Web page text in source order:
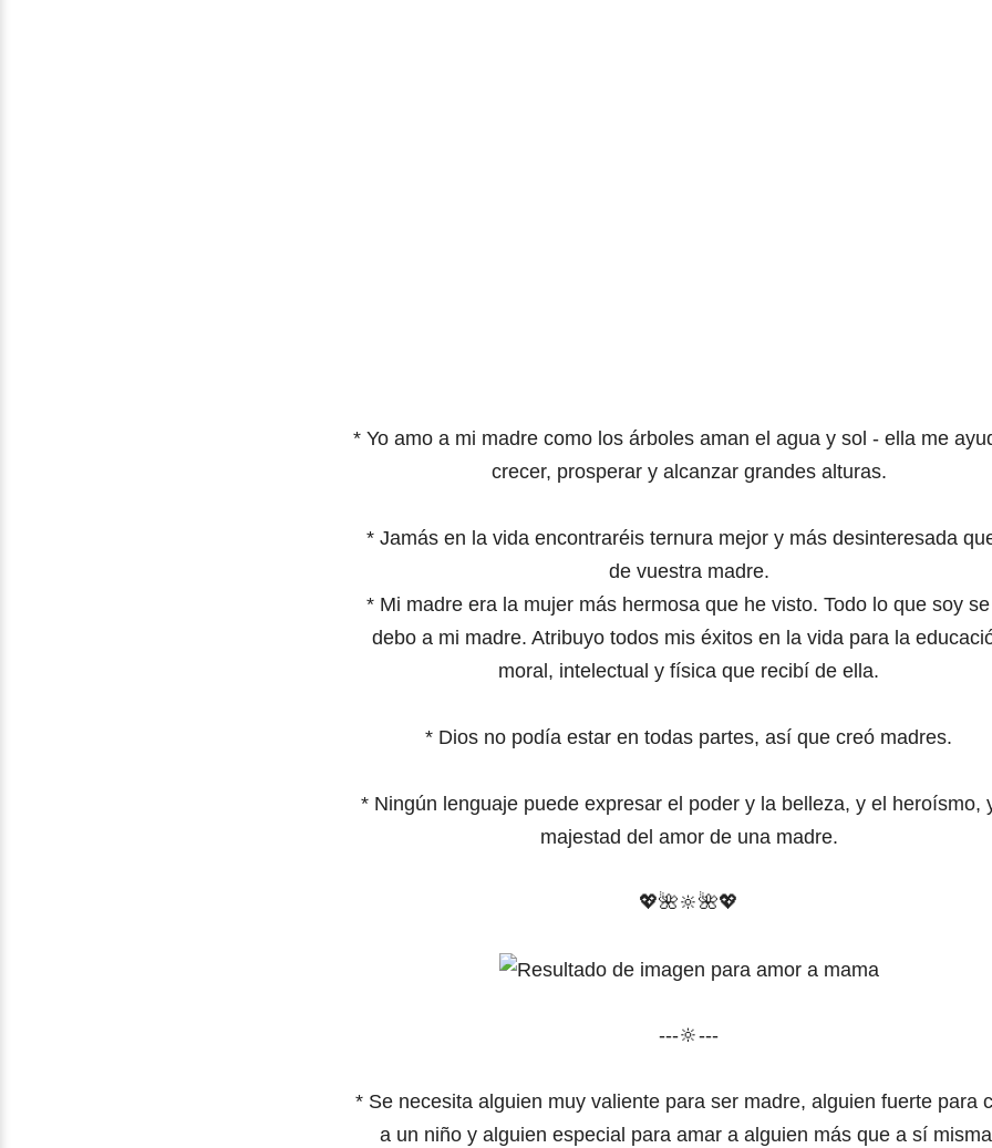
* Yo amo a mi madre como los árboles aman el agua y sol - ella me
crecer, prosperar y alcanzar grandes alturas.
* Jamás en la vida encontraréis ternura mejor y más desinteresada
de vuestra madre.
* Mi madre era la mujer más hermosa que he visto. Todo lo que soy
debo a mi madre. Atribuyo todos mis éxitos en la vida para la
moral, intelectual y física que recibí de ella.
* Dios no podía estar en todas partes, así que creó madres.
* Ningún lenguaje puede expresar el poder y la belleza, y el heroísmo,
majestad del amor de una madre.
💖🌺🔆🌺💖
---🔆---
* Se necesita alguien muy valiente para ser madre, alguien fuerte para
a un niño y alguien especial para amar a alguien más que a sí